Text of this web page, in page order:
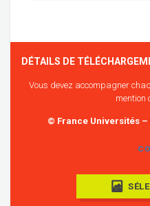
DÉTAILS DE
Vous devez accompagner
mention
© France Universités